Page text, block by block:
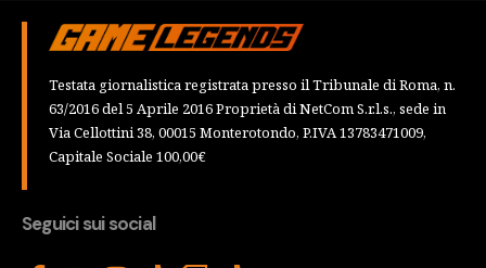
Testata giornalistica registrata presso il Tribunale di Roma, n.
63/2016 del 5 Aprile 2016 Proprietà di NetCom S.r.l.s., sede in
Via Cellottini 38, 00015 Monterotondo, P.IVA 13783471009,
Capitale Sociale 100,00€
Seguici sui social